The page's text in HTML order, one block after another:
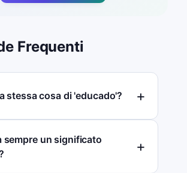
Frequenti
stessa cosa di 'educado'?
sempre un significato